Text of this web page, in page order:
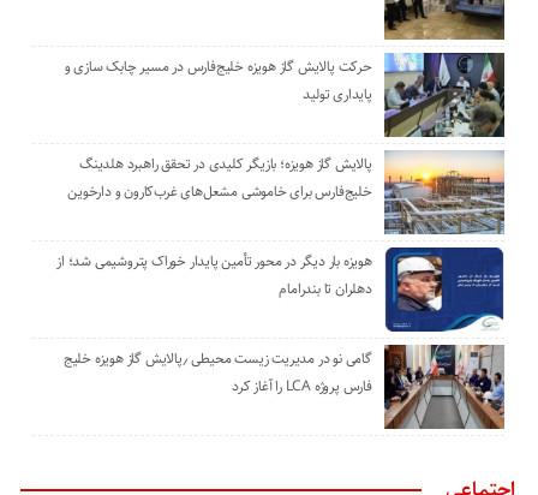
حرکت پالایش گاز هویزه خلیج‌فارس در مسیر چابک سازی و
پایداری تولید
پالایش گاز هویزه؛ بازیگر کلیدی در تحقق راهبرد هلدینگ
خلیج‌فارس برای خاموشی مشعل‌های غرب‌کارون و دارخوین
هویزه بار دیگر در محور تأمین پایدار خوراک پتروشیمی شد؛ از
دهلران تا بندرامام
گامی نو در مدیریت زیست ‌محیطی ٫پالایش گاز هویزه خلیج
‌فارس پروژه LCA را آغاز کرد